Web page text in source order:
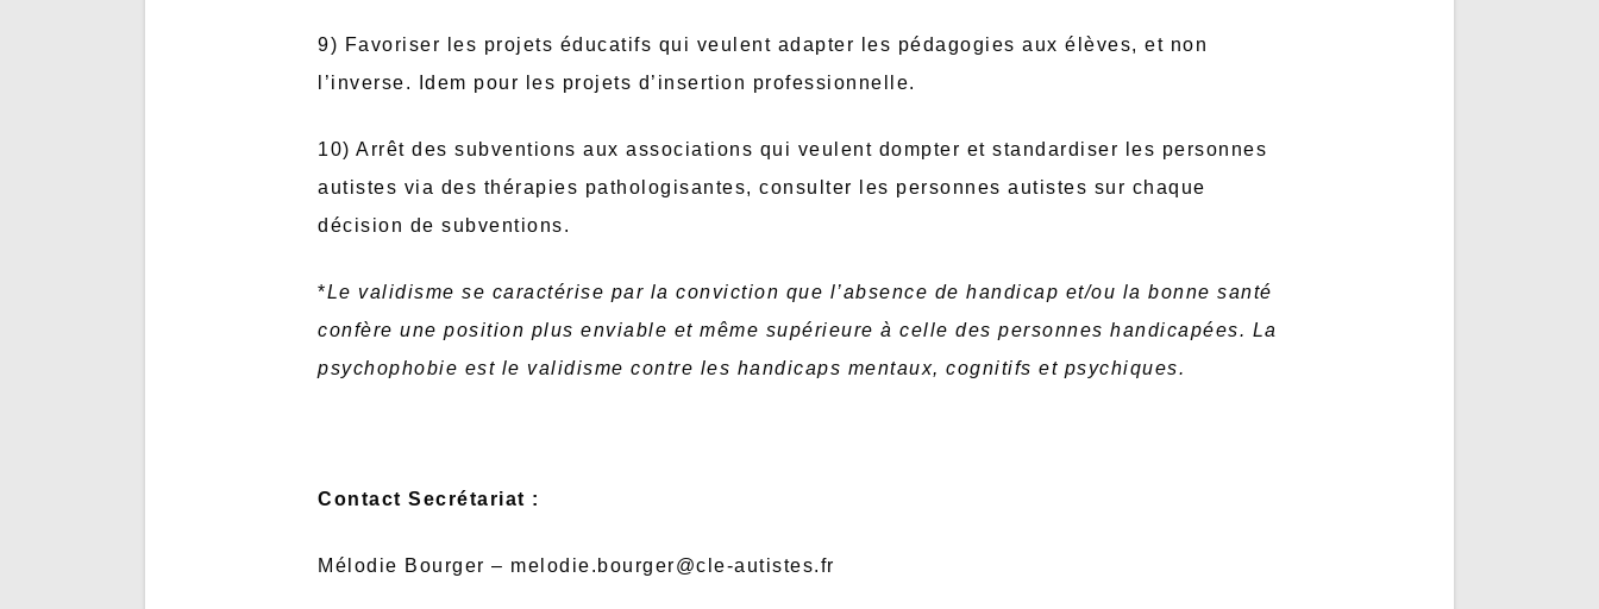
9) Favoriser les projets éducatifs qui veulent adapter les pédagogies aux élèves, et non
l’inverse. Idem pour les projets d’insertion professionnelle.
10) Arrêt des subventions aux associations qui veulent dompter et standardiser les personnes
autistes via des thérapies pathologisantes, consulter les personnes autistes sur chaque
décision de subventions.
*Le validisme se caractérise par la conviction que l’absence de handicap et/ou la bonne santé
confère une position plus enviable et même supérieure à celle des personnes handicapées. La
psychophobie est le validisme contre les handicaps mentaux, cognitifs et psychiques.
Contact Secrétariat :
Mélodie Bourger – melodie.bourger@cle-autistes.fr